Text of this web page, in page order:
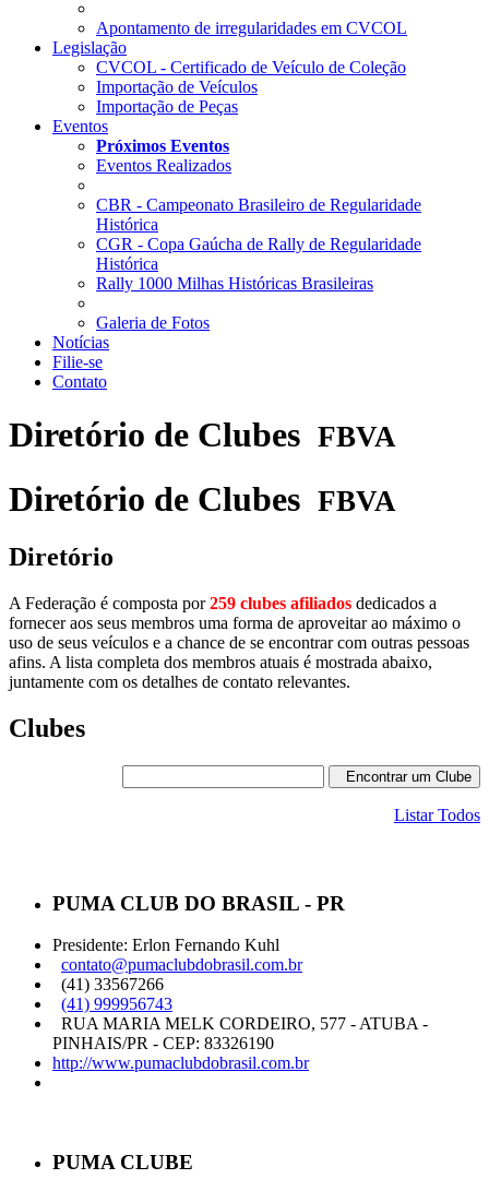
Apontamento de irregularidades em CVCOL
Legislação
CVCOL - Certificado de Veículo de Coleção
Importação de Veículos
Importação de Peças
Eventos
Próximos Eventos
Eventos Realizados
CBR - Campeonato Brasileiro de Regularidade
Histórica
CGR - Copa Gaúcha de Rally de Regularidade
Histórica
Rally 1000 Milhas Históricas Brasileiras
Galeria de Fotos
Notícias
Filie-se
Contato
Diretório de Clubes FBVA
Diretório de Clubes FBVA
Diretório
A Federação é composta por259 clubes afiliados dedicados a
fornecer aos seus membros uma forma de aproveitar ao máximo o
uso de seus veículos e a chance de se encontrar com outras pessoas
afins. A lista completa dos membros atuais é mostrada abaixo,
juntamente com os detalhes de contato relevantes.
Clubes
Encontrar um Clube
Listar Todos
PUMA CLUB DO BRASIL - PR
Presidente: Erlon Fernando Kuhl
contato@pumaclubdobrasil.com.br
(41) 33567266
(41) 999956743
RUA MARIA MELK CORDEIRO, 577 - ATUBA -
PINHAIS/PR - CEP: 83326190
http://www.pumaclubdobrasil.com.br
PUMA CLUBE